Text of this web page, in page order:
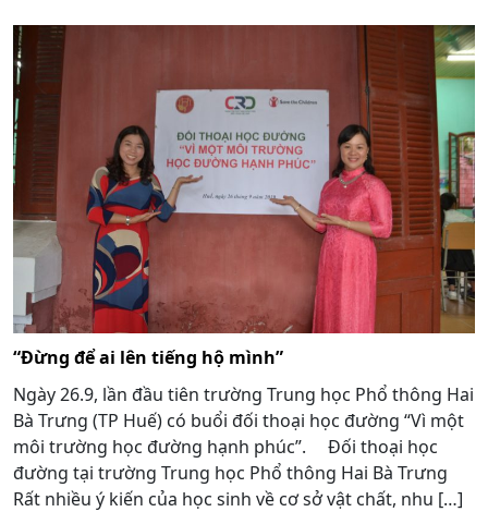
“Đừng để ai lên tiếng hộ mình”
Ngày 26.9, lần đầu tiên trường Trung học Phổ thông Hai
Bà Trưng (TP Huế) có buổi đối thoại học đường “Vì một
môi trường học đường hạnh phúc”. Đối thoại học
đường tại trường Trung học Phổ thông Hai Bà Trưng
Rất nhiều ý kiến của học sinh về cơ sở vật chất, nhu […]